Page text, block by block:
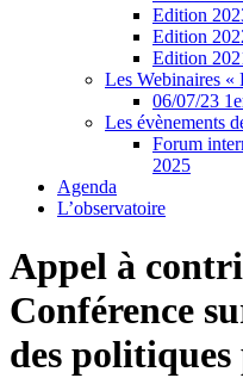
Edition
Edition
Edition
Les Webinaires «
06/07/23
Les évènements
Forum
2025
Agenda
L’observatoire
Appel à
Conférence
des